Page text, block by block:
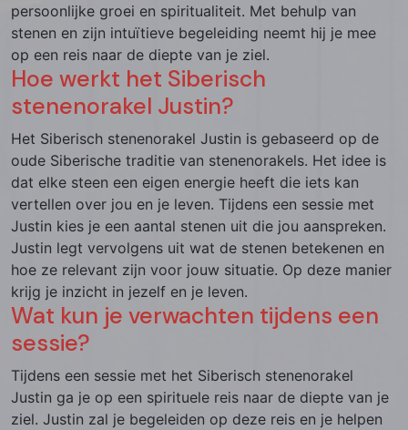
persoonlijke groei en spiritualiteit. Met behulp van
stenen en zijn intuïtieve begeleiding neemt hij je mee
op een reis naar de diepte van je ziel.
Hoe werkt het Siberisch
stenenorakel Justin?
Het Siberisch stenenorakel Justin is gebaseerd op de
oude Siberische traditie van stenenorakels. Het idee is
dat elke steen een eigen energie heeft die iets kan
vertellen over jou en je leven. Tijdens een sessie met
Justin kies je een aantal stenen uit die jou aanspreken.
Justin legt vervolgens uit wat de stenen betekenen en
hoe ze relevant zijn voor jouw situatie. Op deze manier
krijg je inzicht in jezelf en je leven.
Wat kun je verwachten tijdens een
sessie?
Tijdens een sessie met het Siberisch stenenorakel
Justin ga je op een spirituele reis naar de diepte van je
ziel. Justin zal je begeleiden op deze reis en je helpen